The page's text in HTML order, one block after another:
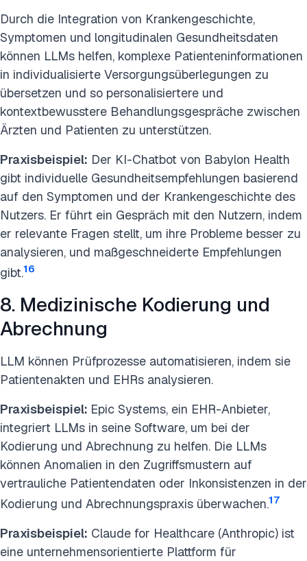
Durch die Integration von Krankengeschichte,
Symptomen und longitudinalen Gesundheitsdaten
können LLMs helfen, komplexe Patienteninformationen
in individualisierte Versorgungsüberlegungen zu
übersetzen und so personalisiertere und
kontextbewusstere Behandlungsgespräche zwischen
Ärzten und Patienten zu unterstützen.
Praxisbeispiel: Der KI-Chatbot von Babylon Health
gibt individuelle Gesundheitsempfehlungen basierend
auf den Symptomen und der Krankengeschichte des
Nutzers. Er führt ein Gespräch mit den Nutzern, indem
er relevante Fragen stellt, um ihre Probleme besser zu
analysieren, und maßgeschneiderte Empfehlungen
gibt.16
8. Medizinische Kodierung und
Abrechnung
LLM können Prüfprozesse automatisieren, indem sie
Patientenakten und EHRs analysieren.
Praxisbeispiel: Epic Systems, ein EHR-Anbieter,
integriert LLMs in seine Software, um bei der
Kodierung und Abrechnung zu helfen. Die LLMs
können Anomalien in den Zugriffsmustern auf
vertrauliche Patientendaten oder Inkonsistenzen in der
Kodierung und Abrechnungspraxis überwachen.17
Praxisbeispiel: Claude for Healthcare (Anthropic) ist
eine unternehmensorientierte Plattform für